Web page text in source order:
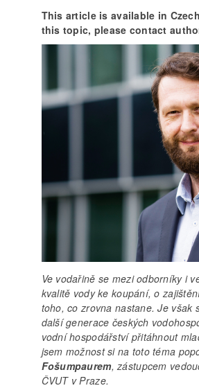
This article is available in
this topic, please contact
Ve vodařině se mezi odborníky i
kvalitě vody ke koupání, o
toho, co zrovna nastane. Je
další generace českých
vodní hospodářství přitáhnout
jsem možnost si na toto téma
Fošumpaurem, zástupcem
ČVUT v Praze.